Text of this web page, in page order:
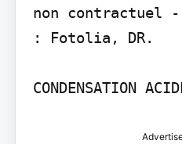
non contractuel
: Fotolia, DR.
CONDENSATION